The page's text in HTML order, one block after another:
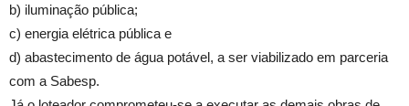
b) iluminação pública;
c) energia elétrica pública e
d) abastecimento de água potável, a ser viabilizado em parceria
com a Sabesp.